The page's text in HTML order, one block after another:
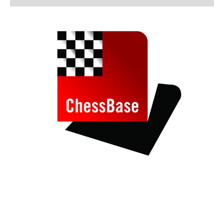
individueller als je zuvor.